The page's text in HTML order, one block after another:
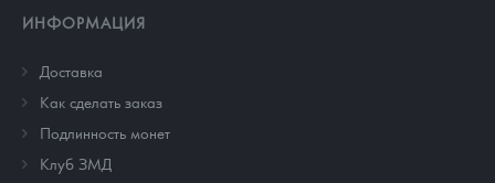
ИНФОРМАЦИЯ
Доставка
Как сделать заказ
Подлинность монет
Клуб ЗМД